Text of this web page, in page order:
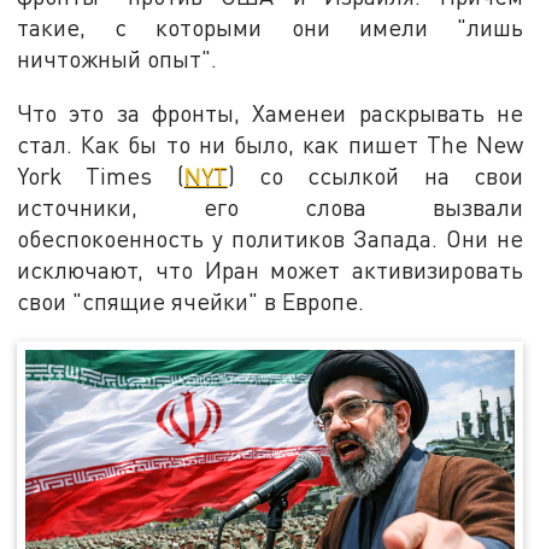
такие, с которыми они имели "лишь
ничтожный опыт".
Что это за фронты, Хаменеи раскрывать не
стал. Как бы то ни было, как пишет The New
York Times (NYT) со ссылкой на свои
источники, его слова вызвали
обеспокоенность у политиков Запада. Они не
исключают, что Иран может активизировать
свои "спящие ячейки" в Европе.